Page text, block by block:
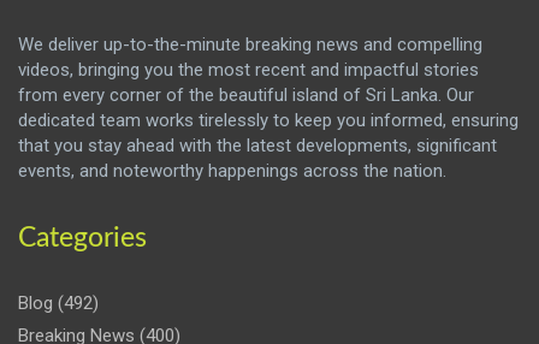
We deliver up-to-the-minute breaking news and compelling
videos, bringing you the most recent and impactful stories
from every corner of the beautiful island of Sri Lanka. Our
dedicated team works tirelessly to keep you informed, ensuring
that you stay ahead with the latest developments, significant
events, and noteworthy happenings across the nation.
Categories
Blog (492)
Breaking News (400)